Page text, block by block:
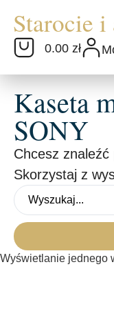
0.00 zł
Kaseta
SONY
Chcesz
Skorzystaj z
Wyświetlanie jednego